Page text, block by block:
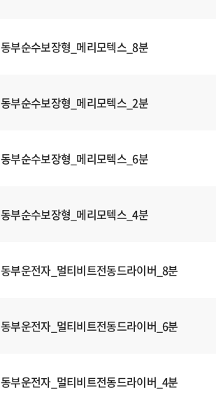
동부순수보장형_메리모텍스_8분
동부순수보장형_메리모텍스_2분
동부순수보장형_메리모텍스_6분
동부순수보장형_메리모텍스_4분
동부운전자_멀티비트전동드라이버_8분
동부운전자_멀티비트전동드라이버_6분
동부운전자_멀티비트전동드라이버_4분